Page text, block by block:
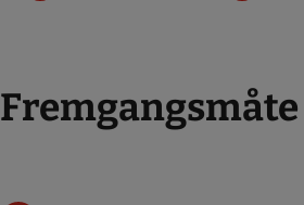
Fremgangsmåte